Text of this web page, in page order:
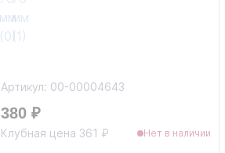
Артикул: 00-00004643
380 ₽
Клубная цена 361 ₽ Нет в наличии